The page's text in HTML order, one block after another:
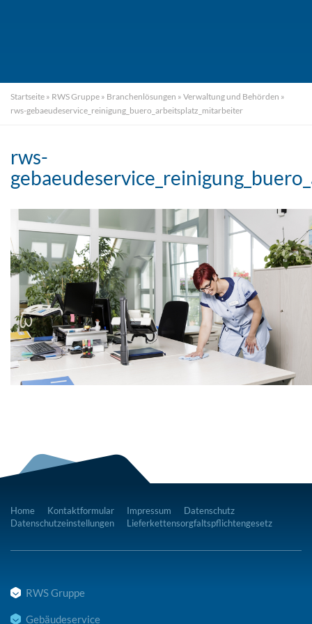
Startseite » RWS Gruppe » Branchenlösungen » Verwaltung und Behörden »
rws-gebaeudeservice_reinigung_buero_arbeitsplatz_mitarbeiter
rws-
Home Kontaktformular Impressum
Datenschutz
Datenschutzeinstellungen
Lieferkettensorgfaltspflichtengesetz
RWS Gruppe
Gebäudeservice